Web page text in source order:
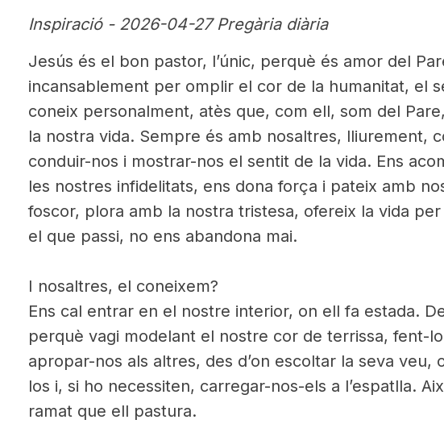
Inspiració - 2026-04-27 Pregària diària
Jesús és el bon pastor, l’únic, perquè és amor del
incansablement per omplir el cor de la humanitat, el
coneix personalment, atès que, com ell, som del
la nostra vida. Sempre és amb nosaltres, lliurement,
conduir-nos i mostrar-nos el sentit de la vida. Ens
les nostres infidelitats, ens dona força i pateix amb
foscor, plora amb la nostra tristesa, ofereix la vida
el que passi, no ens abandona mai.
I nosaltres, el coneixem?
Ens cal entrar en el nostre interior, on ell fa estada.
perquè vagi modelant el nostre cor de terrissa, fent-
apropar-nos als altres, des d’on escoltar la seva veu,
los i, si ho necessiten, carregar-nos-els a l’espatlla.
ramat que ell pastura.